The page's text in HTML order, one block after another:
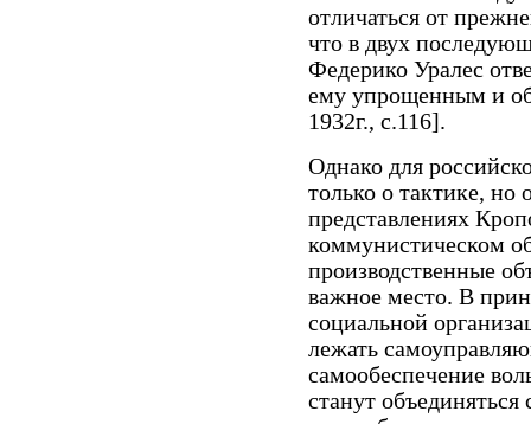
отличаться от
что в двух
Федерико Уралес
ему упрощенным и
1932г., с.116].
Однако для
только о тактике, но
представлениях
коммунистическом
производственные
важное место. В
социальной
лежать
самообеспечение
станут